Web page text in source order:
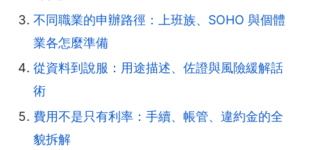
不同職業的申辦路徑：上班族、SOHO 與個體
業各怎麼準備
從資料到說服：用途描述、佐證與風險緩解話
術
費用不是只有利率：手續、帳管、違約金的全
貌拆解